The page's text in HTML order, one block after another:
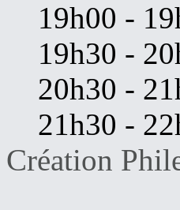
19h00 -
19h30 -
20h30 -
21h30 -
Création